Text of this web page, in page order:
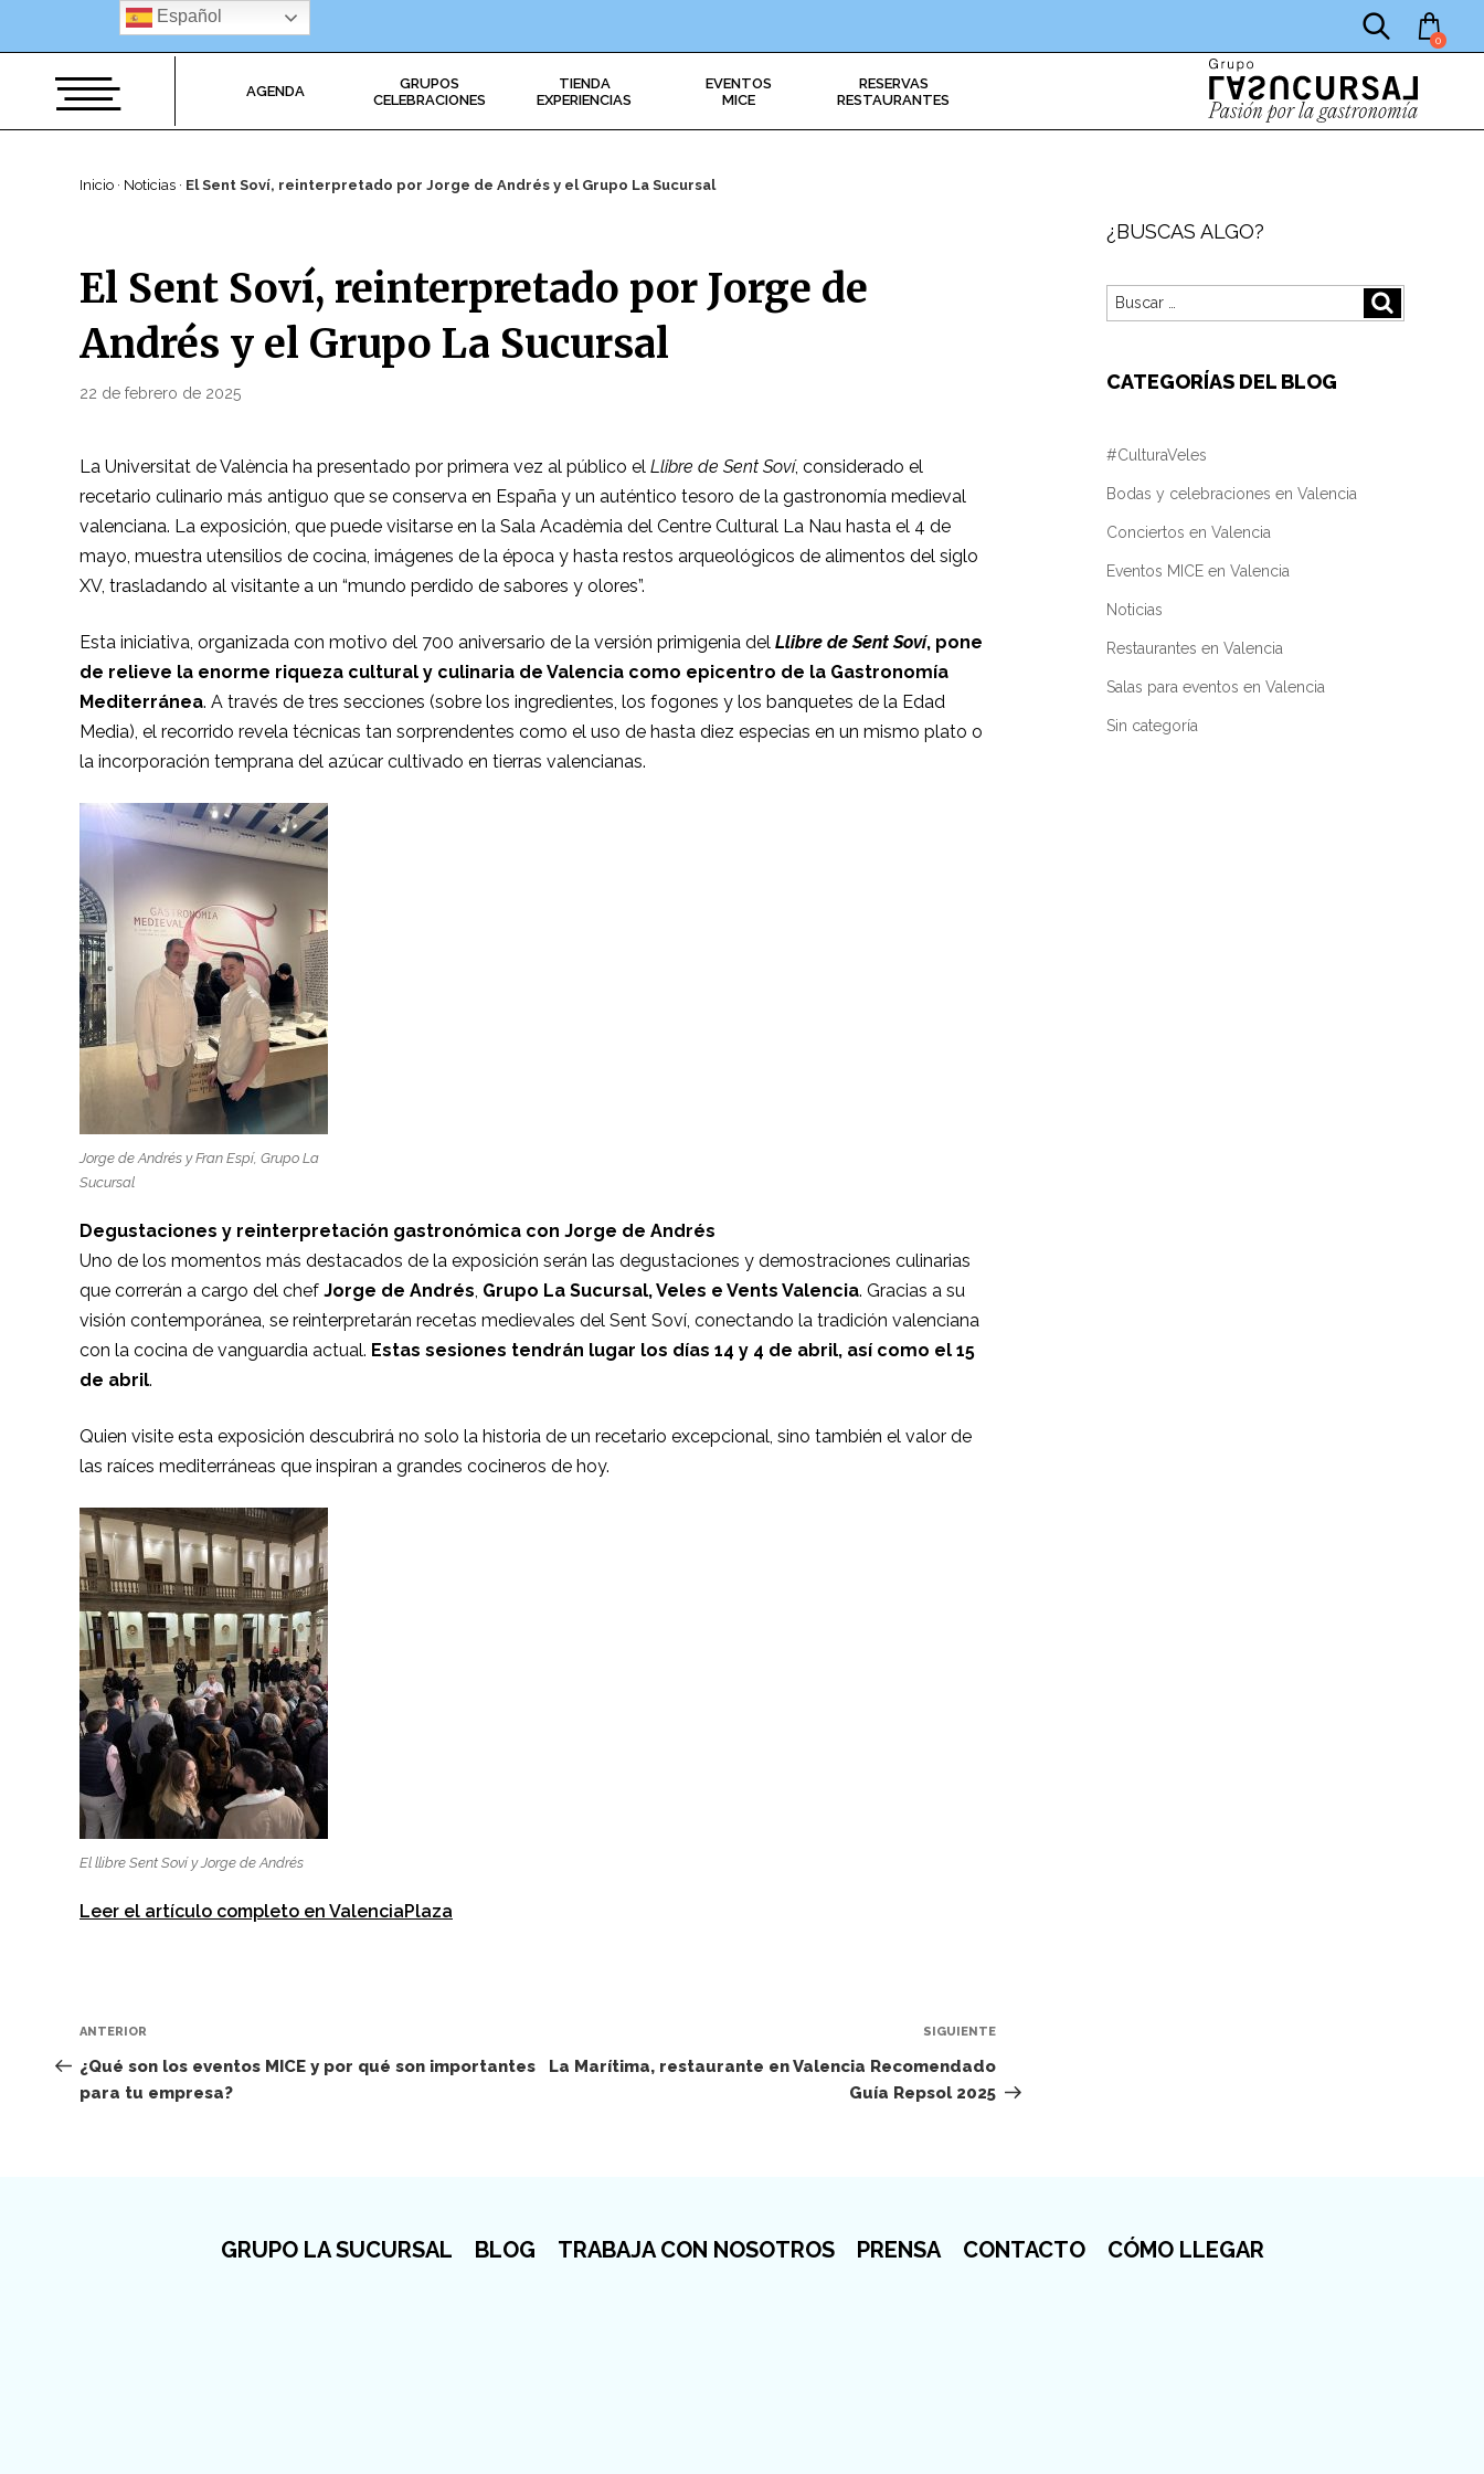
0
AGENDA
GRUPOS
CELEBRACIONES
TIENDA
EXPERIENCIAS
EVENTOS
MICE
RESERVAS
RESTAURANTES
Inicio · Noticias · El Sent Soví, reinterpretado por Jorge de Andrés y el Grupo La Sucursal
El Sent Soví, reinterpretado por Jorge de
Andrés y el Grupo La Sucursal
PUBLICADO
22 de febrero de 2025
La Universitat de València ha presentado por primera vez al público el Llibre de Sent Soví, considerado el
recetario culinario más antiguo que se conserva en España y un auténtico tesoro de la gastronomía medieval
valenciana. La exposición, que puede visitarse en la Sala Acadèmia del Centre Cultural La Nau hasta el 4 de
mayo, muestra utensilios de cocina, imágenes de la época y hasta restos arqueológicos de alimentos del siglo
XV, trasladando al visitante a un “mundo perdido de sabores y olores”.
Esta iniciativa, organizada con motivo del 700 aniversario de la versión primigenia del Llibre de Sent Soví, pone
de relieve la enorme riqueza cultural y culinaria de Valencia como epicentro de la Gastronomía
Mediterránea. A través de tres secciones (sobre los ingredientes, los fogones y los banquetes de la Edad
Media), el recorrido revela técnicas tan sorprendentes como el uso de hasta diez especias en un mismo plato o
la incorporación temprana del azúcar cultivado en tierras valencianas.
Jorge de Andrés y Fran Espí, Grupo La
Sucursal
Degustaciones y reinterpretación gastronómica con Jorge de Andrés
Uno de los momentos más destacados de la exposición serán las degustaciones y demostraciones culinarias
que correrán a cargo del chef Jorge de Andrés, Grupo La Sucursal, Veles e Vents Valencia. Gracias a su
visión contemporánea, se reinterpretarán recetas medievales del Sent Soví, conectando la tradición valenciana
con la cocina de vanguardia actual. Estas sesiones tendrán lugar los días 14 y 4 de abril, así como el 15
de abril.
Quien visite esta exposición descubrirá no solo la historia de un recetario excepcional, sino también el valor de
las raíces mediterráneas que inspiran a grandes cocineros de hoy.
El llibre Sent Soví y Jorge de Andrés
Leer el artículo completo en ValenciaPlaza
Navegación
de
entradas
Entrada
anterior:
ANTERIOR
¿Qué son los eventos MICE y por qué son importantes
para tu empresa?
Siguiente
entrada
SIGUIENTE
La Marítima, restaurante en Valencia Recomendado
Guía Repsol 2025
¿BUSCAS ALGO?
Buscar
por:
CATEGORÍAS DEL BLOG
#CulturaVeles
Bodas y celebraciones en Valencia
Conciertos en Valencia
Eventos MICE en Valencia
Noticias
Restaurantes en Valencia
Salas para eventos en Valencia
Sin categoría
GRUPO LA SUCURSAL BLOG TRABAJA CON NOSOTROS PRENSA CONTACTO CÓMO LLEGAR
Español